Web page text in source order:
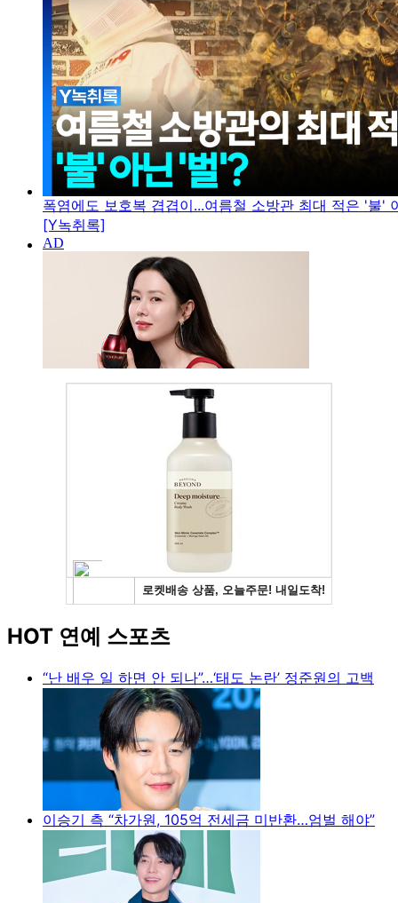
폭염에도 보호복 겹겹이...여름철 소방관 최대 적은 '불'
[Y녹취록]
HOT 연예 스포츠
“난 배우 일 하면 안 되나”…‘태도 논란’ 정준원의 고백
이승기 측 “차가원, 105억 전세금 미반환…엄벌 해야”